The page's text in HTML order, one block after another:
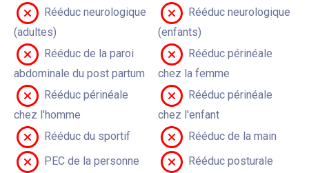
Rééduc neurologique
(adultes)
Rééduc neurologique
(enfants)
Rééduc de la paroi
abdominale du post partum
Rééduc périnéale
chez la femme
Rééduc périnéale
chez l'homme
Rééduc périnéale
chez l'enfant
Rééduc du sportif
Rééduc de la main
PEC de la personne
Rééduc posturale